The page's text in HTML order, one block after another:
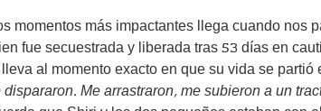
momentos más impactantes llega cuando nos
fue secuestrada y liberada tras 53 días en
al momento exacto en que su vida se partió
Me arrastraron, me subieron a un